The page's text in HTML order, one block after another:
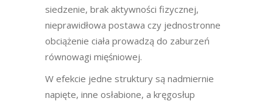
siedzenie, brak aktywności fizycznej,
nieprawidłowa postawa czy jednostronne
obciążenie ciała prowadzą do zaburzeń
równowagi mięśniowej.
W efekcie jedne struktury są nadmiernie
napięte, inne osłabione, a kręgosłup